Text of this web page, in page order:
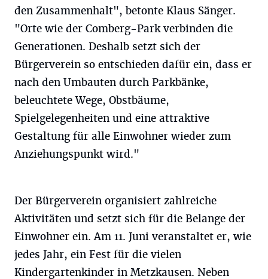
den Zusammenhalt", betonte Klaus Sänger.
"Orte wie der Comberg-Park verbinden die
Generationen. Deshalb setzt sich der
Bürgerverein so entschieden dafür ein, dass er
nach den Umbauten durch Parkbänke,
beleuchtete Wege, Obstbäume,
Spielgelegenheiten und eine attraktive
Gestaltung für alle Einwohner wieder zum
Anziehungspunkt wird."
Der Bürgerverein organisiert zahlreiche
Aktivitäten und setzt sich für die Belange der
Einwohner ein. Am 11. Juni veranstaltet er, wie
jedes Jahr, ein Fest für die vielen
Kindergartenkinder in Metzkausen. Neben